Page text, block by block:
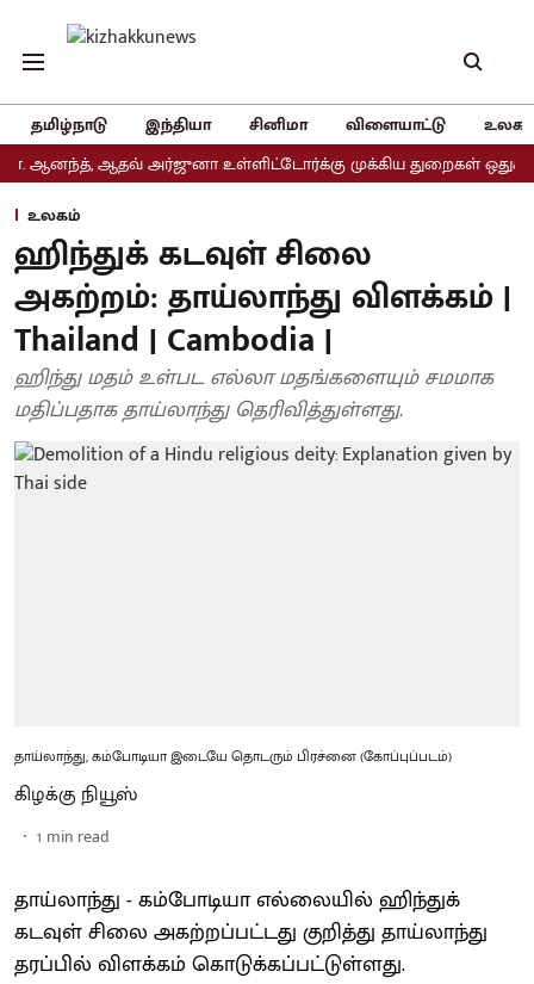
தமிழ்நாடு இந்தியா சினிமா விளையாட்டு
ஆதவ் அர்ஜுனா உள்ளிட்டோர்க்கு முக்கிய துறைகள் ஒதுக்கீடு
உலகம்
ஹிந்துக் கடவுள் சிலை
அகற்றம்: தாய்லாந்து விளக்கம் |
Thailand | Cambodia |
ஹிந்து மதம் உள்பட எல்லா மதங்களையும் சமமாக
மதிப்பதாக தாய்லாந்து தெரிவித்துள்ளது.
தாய்லாந்து, கம்போடியா இடையே தொடரும் பிரச்னை (கோப்புப்படம்)
கிழக்கு நியூஸ்
1 min read
தாய்லாந்து - கம்போடியா எல்லையில் ஹிந்துக்
கடவுள் சிலை அகற்றப்பட்டது குறித்து தாய்லாந்து
தரப்பில் விளக்கம் கொடுக்கப்பட்டுள்ளது.